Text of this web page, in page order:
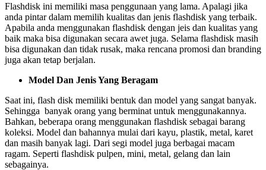
Flashdisk ini memiliki masa penggunaan yang lama. Apalagi jika
anda pintar dalam memilih kualitas dan jenis flashdisk yang terbaik.
Apabila anda menggunakan flashdisk dengan jeis dan kualitas yang
baik maka bisa digunakan secara awet juga. Selama flashdisk masih
bisa digunakan dan tidak rusak, maka rencana promosi dan branding
juga akan tetap berjalan.
Model Dan Jenis Yang Beragam
Saat ini, flash disk memiliki bentuk dan model yang sangat banyak.
Sehingga banyak orang yang berminat untuk menggunakannya.
Bahkan, beberapa orang menggunakan flashdisk sebagai barang
koleksi. Model dan bahannya mulai dari kayu, plastik, metal, karet
dan masih banyak lagi. Dari segi model juga berbagai macam
ragam. Seperti flashdisk pulpen, mini, metal, gelang dan lain
sebagainya.